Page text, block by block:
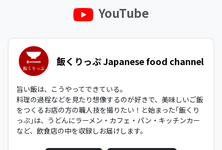
YouTube
飯くりっぷ Japanese food channel
旨い飯は、こうやってできている。
料理の過程などを見たり想像するのが好きで、美味しいご飯
をつくるお店の方の職人技を撮りたい！と始まった｢飯くり
っぷ｣は、うどんにラーメン・カフェ・パン・キッチンカー
など、飲食店の中を収録しお届けします。